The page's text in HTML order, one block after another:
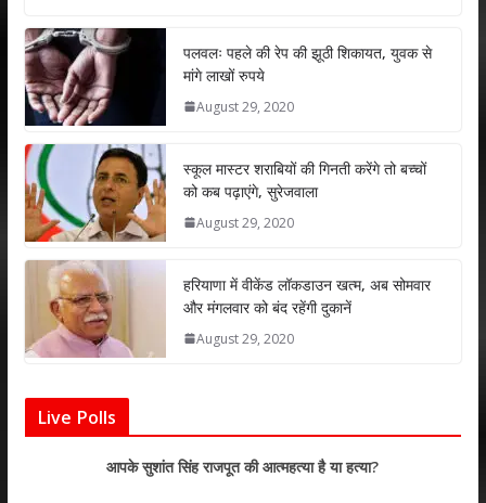
at
s
A
p
p
e
b
o
k
er e
dI
n
l e
पलवलः पहले की रेप की झूठी शिकायत, युवक से
मांगे लाखों रुपये
August 29, 2020
स्कूल मास्टर शराबियों की गिनती करेंगे तो बच्चों
को कब पढ़ाएंगे, सुरेजवाला
August 29, 2020
हरियाणा में वीकेंड लॉकडाउन खत्म, अब सोमवार
और मंगलवार को बंद रहेंगी दुकानें
August 29, 2020
Live Polls
आपके सुशांत सिंह राजपूत की आत्महत्या है या हत्या?